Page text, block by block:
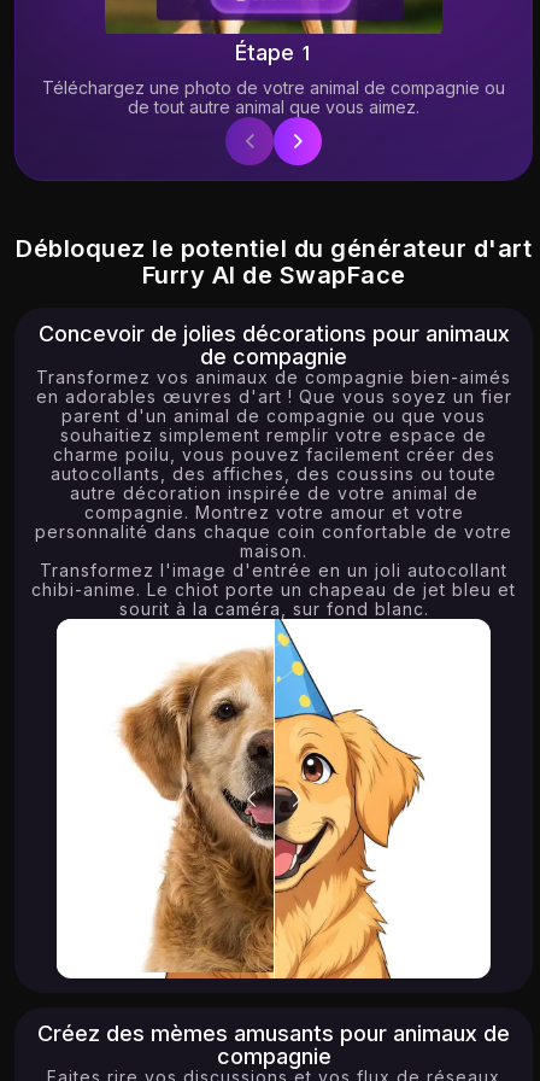
12.65K
Étape 1
Téléchargez une photo de votre animal de compagnie ou
de tout autre animal que vous aimez.
Débloquez le potentiel du générateur d'art
Furry AI de SwapFace
Concevoir de jolies décorations pour animaux
de compagnie
Transformez vos animaux de compagnie bien-aimés
en adorables œuvres d'art ! Que vous soyez un fier
parent d'un animal de compagnie ou que vous
souhaitiez simplement remplir votre espace de
charme poilu, vous pouvez facilement créer des
autocollants, des affiches, des coussins ou toute
autre décoration inspirée de votre animal de
compagnie. Montrez votre amour et votre
personnalité dans chaque coin confortable de votre
maison.
Transformez l'image d'entrée en un joli autocollant
chibi-anime. Le chiot porte un chapeau de jet bleu et
sourit à la caméra, sur fond blanc.
Créez des mèmes amusants pour animaux de
compagnie
Faites rire vos discussions et vos flux de réseaux